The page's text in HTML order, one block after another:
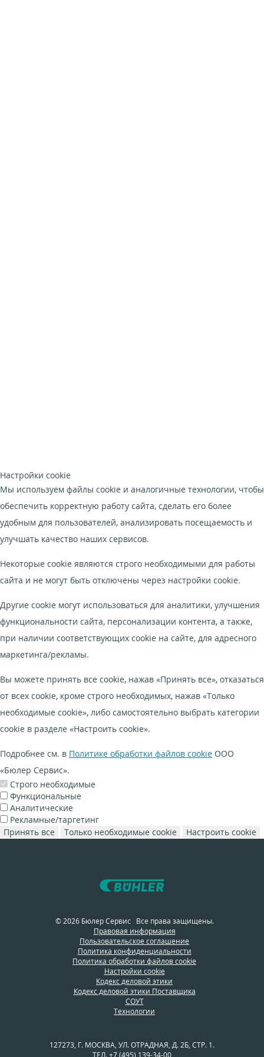
Настройки cookie
Мы используем файлы cookie и аналогичные технологии, чтобы
обеспечить корректную работу сайта, сделать его более
удобным для пользователей, анализировать посещаемость и
улучшать качество наших сервисов.
Некоторые cookie являются строго необходимыми для работы
сайта и не могут быть отключены через настройки cookie.
Другие cookie могут использоваться для аналитики, улучшения
функциональности сайта, персонализации контента, а также,
при наличии соответствующих cookie на сайте, для адресного
маркетинга/рекламы.
Вы можете принять все cookie, нажав «Принять все», отказаться
от всех cookie, кроме строго необходимых, нажав «Только
необходимые cookie», либо самостоятельно выбрать категории
cookie в разделе «Настроить cookie».
Подробнее см. в Политике обработки файлов cookie ООО
«Бюлер Сервис».
Строго необходимые
Функциональные
Аналитические
Рекламные/таргетинг
Принять все
Только необходимые cookie Настроить cookie
© 2026 Бюлер Сервис Все права защищены.
Правовая информация
Пользовательское соглашение
Политика конфиденциальности
Политика обработки файлов cookie
Настройки cookie
Кодекс деловой этики
Кодекс деловой этики Поставщика
СОУТ
Технологии
127273, Г. МОСКВА, УЛ. ОТРАДНАЯ, Д. 2Б, СТР. 1.
ТЕЛ.+7 (495) 139-34-00